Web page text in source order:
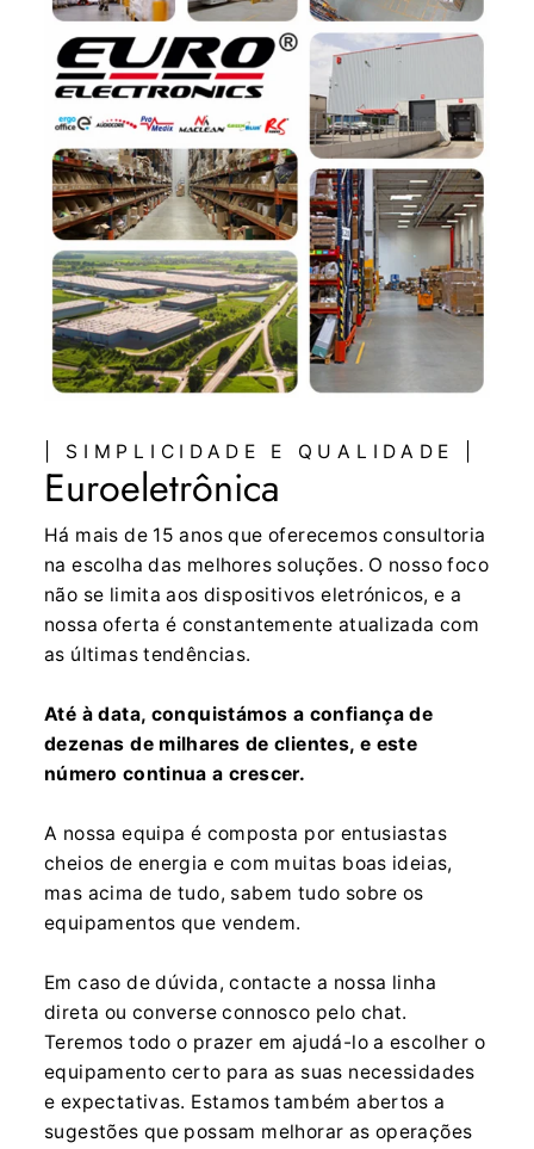
| SIMPLICIDADE E QUALIDADE |
Euroeletrônica
Há mais de 15 anos que oferecemos consultoria
na escolha das melhores soluções. O nosso foco
não se limita aos dispositivos eletrónicos, e a
nossa oferta é constantemente atualizada com
as últimas tendências.
Até à data, conquistámos a confiança de
dezenas de milhares de clientes, e este
número continua a crescer.
A nossa equipa é composta por entusiastas
cheios de energia e com muitas boas ideias,
mas acima de tudo, sabem tudo sobre os
equipamentos que vendem.
Em caso de dúvida, contacte a nossa linha
direta ou converse connosco pelo chat.
Teremos todo o prazer em ajudá-lo a escolher o
equipamento certo para as suas necessidades
e expectativas. Estamos também abertos a
sugestões que possam melhorar as operações